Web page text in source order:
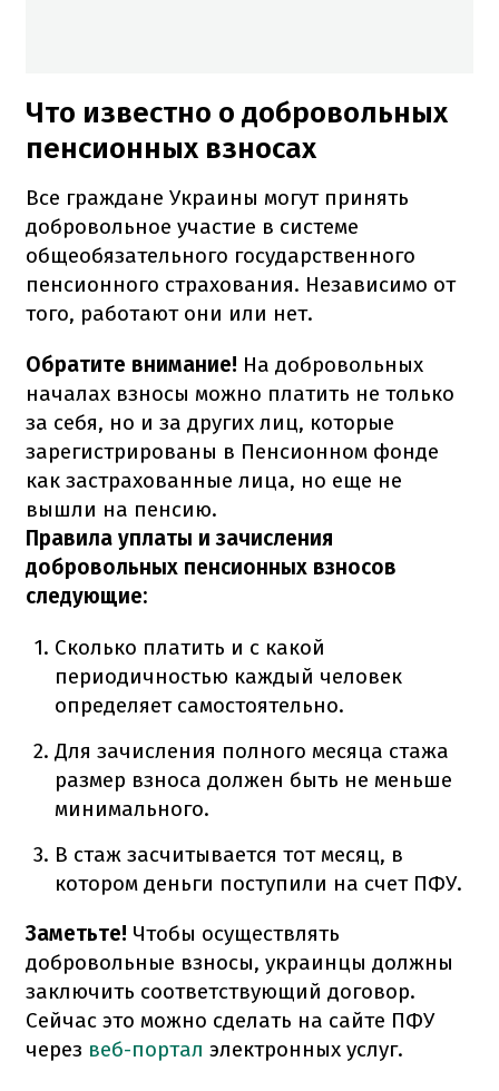
Что известно о добровольных
пенсионных взносах
Все граждане Украины могут принять
добровольное участие в системе
общеобязательного государственного
пенсионного страхования. Независимо от
того, работают они или нет.
Обратите внимание! На добровольных
началах взносы можно платить не только
за себя, но и за других лиц, которые
зарегистрированы в Пенсионном фонде
как застрахованные лица, но еще не
вышли на пенсию.
Правила уплаты и зачисления
добровольных пенсионных взносов
следующие:
Сколько платить и с какой
периодичностью каждый человек
определяет самостоятельно.
Для зачисления полного месяца стажа
размер взноса должен быть не меньше
минимального.
В стаж засчитывается тот месяц, в
котором деньги поступили на счет ПФУ.
Заметьте! Чтобы осуществлять
добровольные взносы, украинцы должны
заключить соответствующий договор.
Сейчас это можно сделать на сайте ПФУ
через веб-портал электронных услуг.